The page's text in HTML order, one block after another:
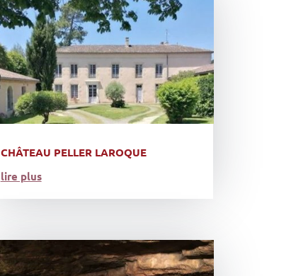
CHÂTEAU PELLER LAROQUE
lire plus